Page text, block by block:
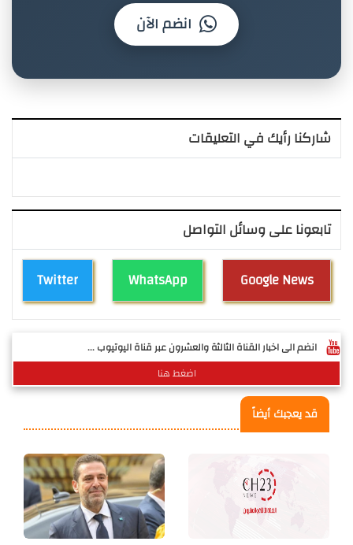
انضم الآن
شاركنا رأيك في التعليقات
تابعونا على وسائل التواصل
Twitter WhatsApp Google News
انضم الى اخبار القناة الثالثة والعشرون عبر قناة اليوتيوب ...
اضغط هنا
قد يعجبك أيضاً